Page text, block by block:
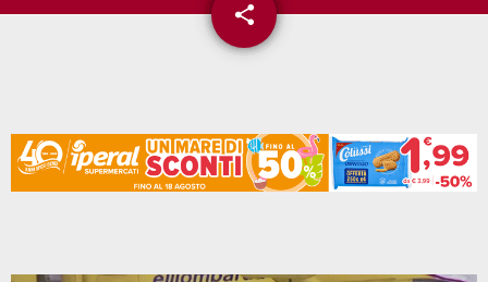
share
email